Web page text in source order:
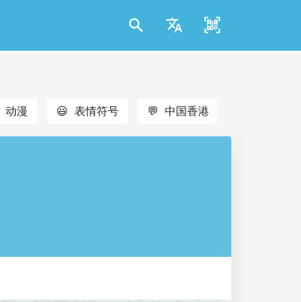
动漫 😃 表情符号 💬 中国香港